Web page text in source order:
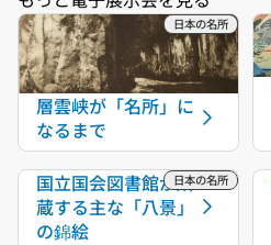
層雲峡が「名所」に
なるまで
国立国会図書館が所
蔵する主な「八景」
の錦絵